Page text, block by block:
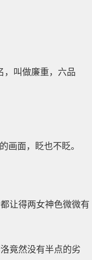
，叫做廉重，六品
画面，眨也不眨。
让得两女神色微微有
竟然没有半点的劣